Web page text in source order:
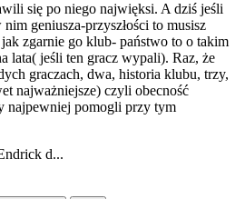
się po niego najwięksi. A dziś jeśli
geniusza-przyszłości to musisz
zgarnie go klub- państwo to o takim
lata( jeśli ten gracz wypali). Raz, że
graczach, dwa, historia klubu, trzy,
najważniejsze) czyli obecność
najpewniej pomogli przy tym
d...